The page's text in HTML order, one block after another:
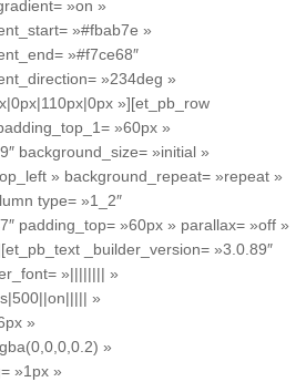
»on »
»#fbab7e »
»#f7ce68″
»234deg »
»][et_pb_row
»60px »
background_size= »initial »
» background_repeat= »repeat »
type= »1_2″
padding_top= »60px » parallax= »off »
_builder_version= »3.0.89″
»|||||||| »
»
»
»
»1px »